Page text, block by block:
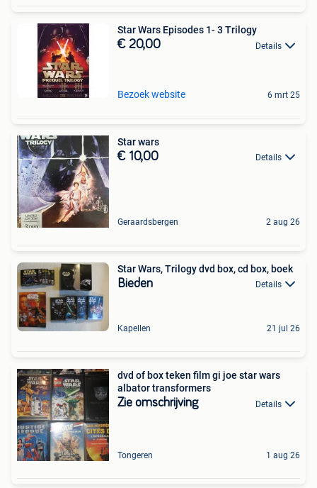
Star Wars Episodes 1- 3 Trilogy
€ 20,00 Details
Bezoek website 6 mrt 25
Star wars
€ 10,00 Details
Geraardsbergen 2 aug 26
Star Wars, Trilogy dvd box, cd box, boek
Bieden Details
Kapellen 21 jul 26
dvd of box teken film gi joe star wars
albator transformers
Zie omschrijving Details
Tongeren 1 aug 26